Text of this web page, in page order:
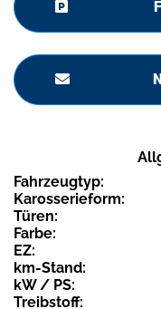
Fahrzeugtyp:
Karosserieform:
Türen:
Farbe:
EZ:
km-Stand:
kW / PS:
Treibstoff: